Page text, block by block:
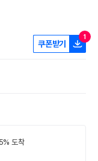
쿠폰받기
1
도착